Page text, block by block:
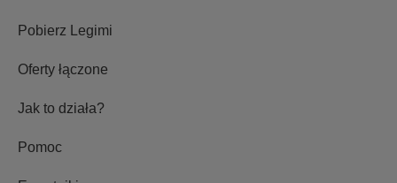
Pobierz Legimi
Oferty łączone
Jak to działa?
Pomoc